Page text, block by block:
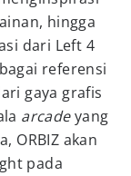
hingga
dari Left 4
referensi
gaya grafis
arcadeyang
ORBIZ akan
pada